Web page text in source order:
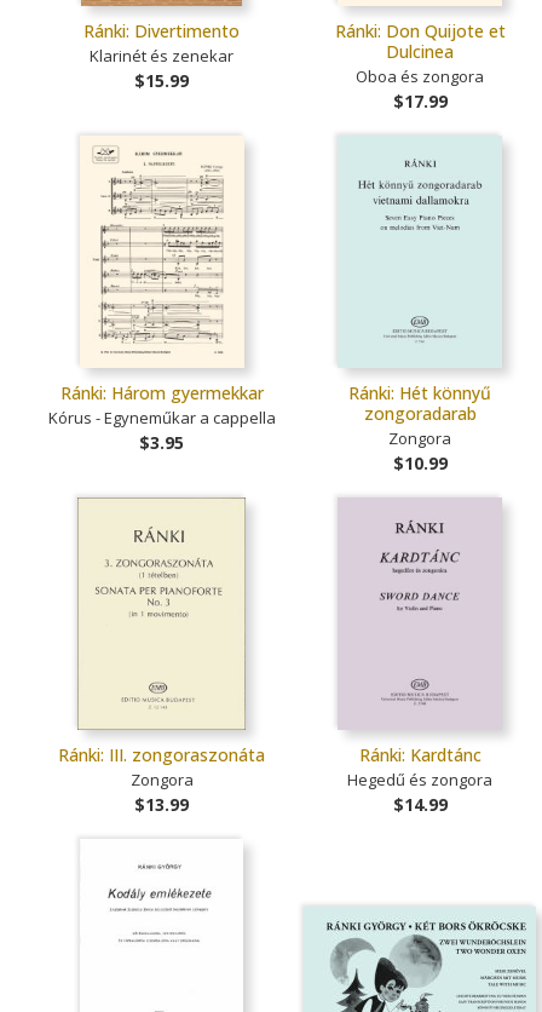
Ránki: Divertimento
Klarinét és zenekar
$15.99
Ránki: Don Quijote et
Dulcinea
Oboa és zongora
$17.99
Ránki: Három gyermekkar
Kórus - Egyneműkar a cappella
$3.95
Ránki: Hét könnyű
zongoradarab
Zongora
$10.99
Ránki: III. zongoraszonáta
Zongora
$13.99
Ránki: Kardtánc
Hegedű és zongora
$14.99